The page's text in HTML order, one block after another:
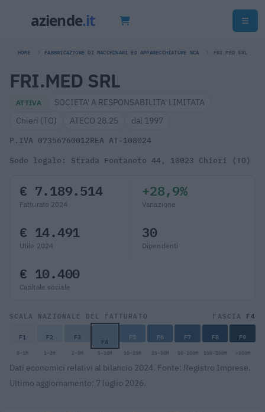
HOME FABBRICAZIONE DI MACCHINARI ED APPARECCHIATURE NCA FRI.MED SRL
FRI.MED SRL
ATTIVA
SOCIETA' A RESPONSABILITA' LIMITATA
Chieri (TO)
ATECO 28.25 dal 1997
P.IVA 07356760012REA AT-108024
Sede legale: Strada Fontaneto 44, 10023 Chieri (TO)
€ 7.189.514
Fatturato 2024
+28,9%
Variazione
€ 14.491
Utile 2024
30
Dipendenti
€ 10.400
Capitale sociale
SCALA NAZIONALE DEL FATTURATO FASCIA F4
F1 F2 F3 F4 F5 F6 F7 F8 F9
0-1M 1-2M 2-5M 5-10M 10-25M 25-50M 50-100M 100-500M >500M
Dati economici relativi al bilancio 2024. Fonte: Registro Imprese.
Ultimo aggiornamento: 7 luglio 2026.